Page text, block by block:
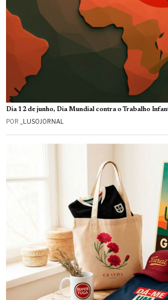
Dia 12 de junho, Dia Mundial contra o Trabalho
POR _LUSOJORNAL